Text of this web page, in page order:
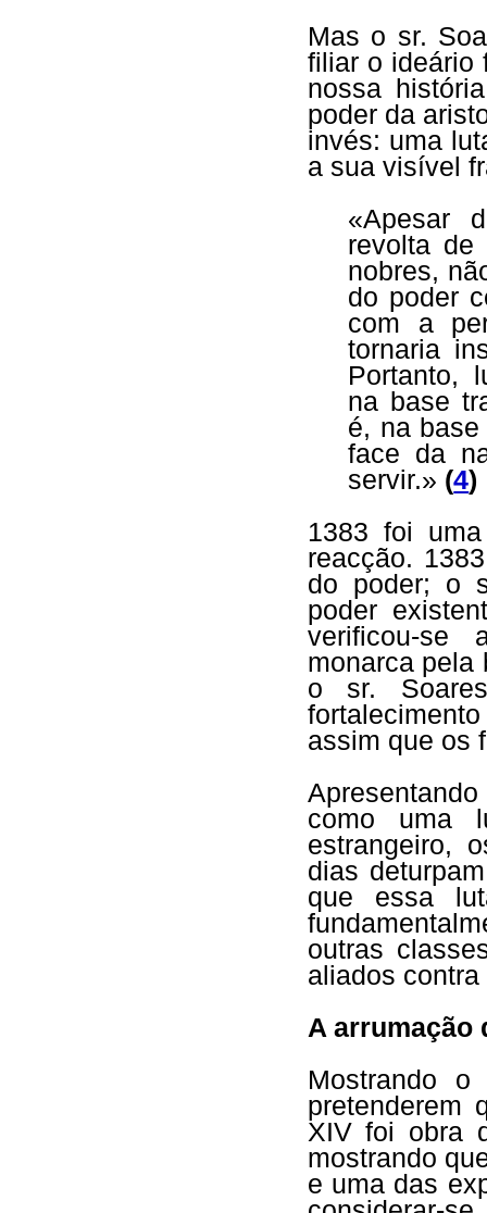
Mas o sr.
filiar o ideário
nossa
poder da
invés: uma
a sua visível
«Apesar
revolta de
nobres,
do poder
com a
tornaria
Portanto,
na base
é, na
face da
servir.» (4)
1383 foi
reacção.
do poder; o
poder
verificou-se
monarca pela
o sr.
assim que os
como uma
estrangeiro,
dias
que essa
outras
aliados
A arrumação
Mostrando
pretenderem
XIV foi obra
mostrando
e uma das